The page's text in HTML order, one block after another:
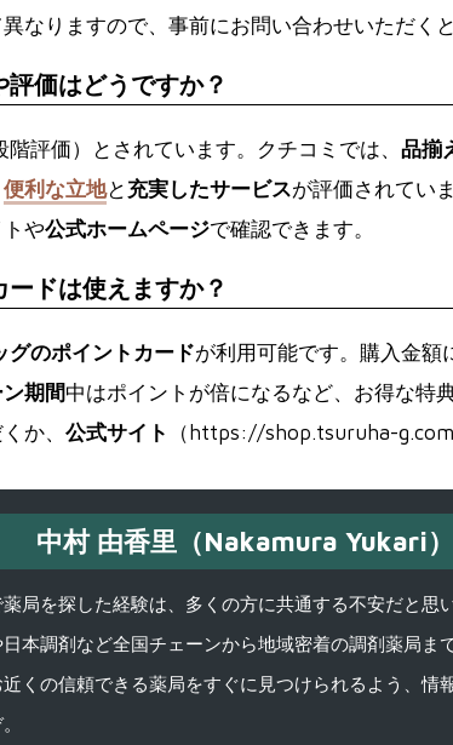
なりますので、事前にお問い合わせいただくと
価はどうですか？
階評価）とされています。クチコミでは、 品揃
便利な立地と 充実したサービスが評価されてい
や公式ホームページで確認できます。
ドは使えますか？
グのポイントカードが利用可能です。購入金額
期間中はポイントが倍になるなど、お得な特
か、 公式サイト （https://shop.tsuruha-
中村 由香里（Nakamura Yukari
局を探した経験は、多くの方に共通する不安だと思
本調剤など全国チェーンから地域密着の調剤薬局
くの信頼できる薬局をすぐに見つけられるよう、